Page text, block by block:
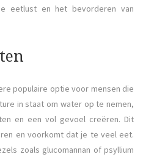
eetlust en het bevorderen van
populaire optie voor mensen die
in staat om water op te nemen,
en een vol gevoel creëren. Dit
en voorkomt dat je te veel eet.
zoals glucomannan of psyllium